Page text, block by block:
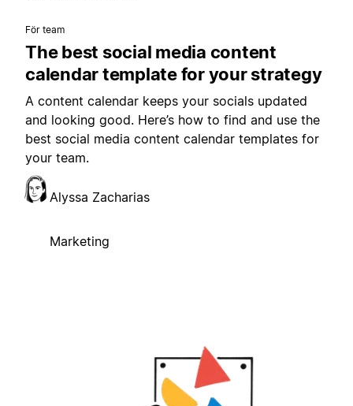
För team
The best social media content
calendar template for your strategy
A content calendar keeps your socials updated
and looking good. Here’s how to find and use the
best social media content calendar templates for
your team.
Alyssa Zacharias
Marketing